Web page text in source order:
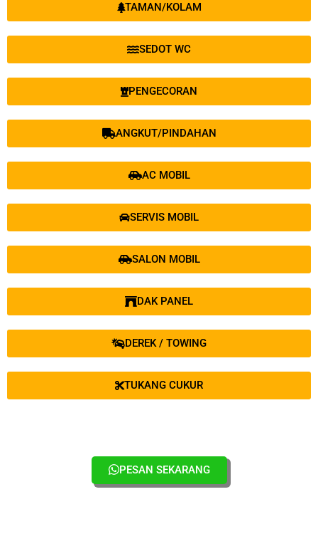
TAMAN/KOLAM
SEDOT WC
PENGECORAN
ANGKUT/PINDAHAN
AC MOBIL
SERVIS MOBIL
SALON MOBIL
DAK PANEL
DEREK / TOWING
TUKANG CUKUR
PESAN SEKARANG